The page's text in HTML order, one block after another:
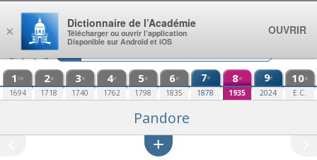
Aller au contenu
1 re
1694
2e
1718
3e
1740
4e
1762
5e
1798
6e
1835
7e
1878
8e
1935
9e
2024
10e
E.C.
Pandore
×
Dictionnaire de l’Académie
Télécharger ou ouvrir l’application
Disponible sur Android et iOS
OUVRIR